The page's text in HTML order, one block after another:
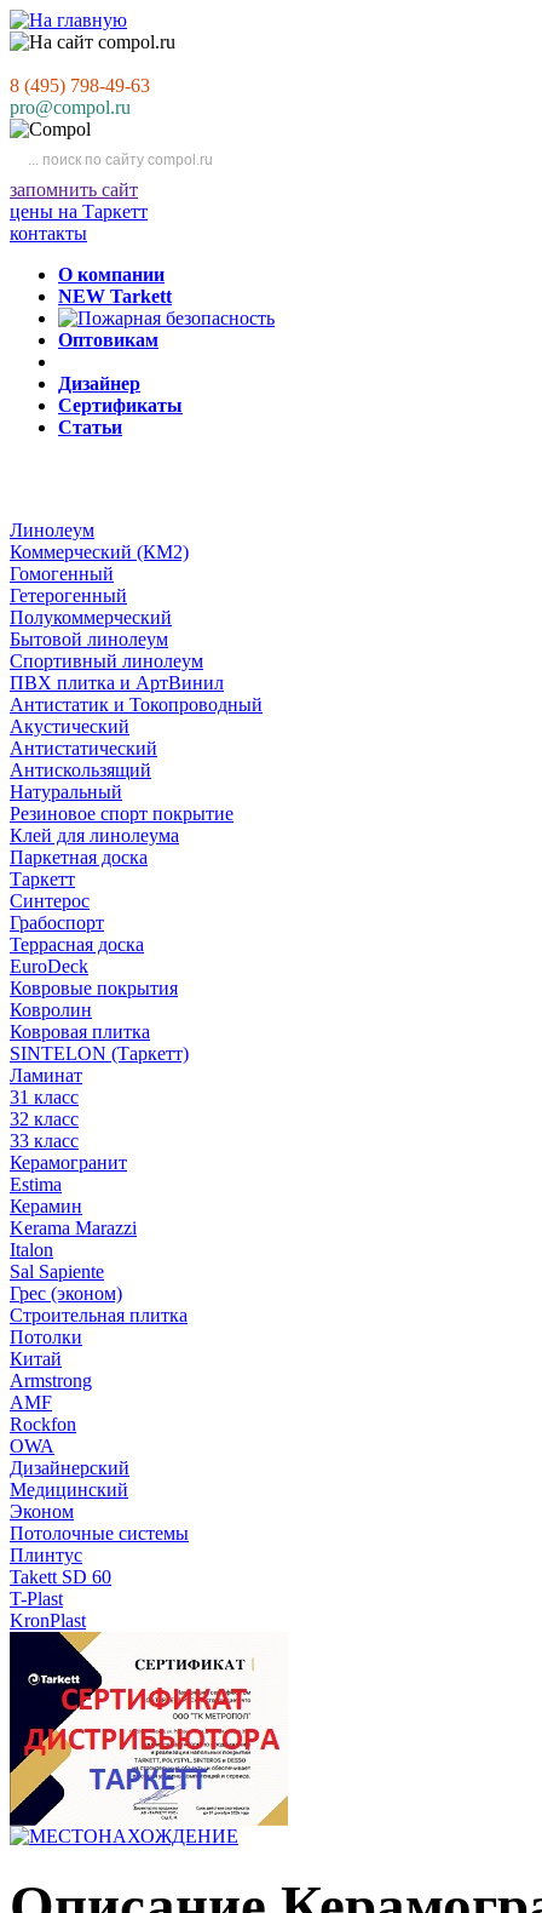
8 (495) 798-49-63
pro@compol.ru
запомнить сайт
цены на Таркетт
контакты
О компании
NEW Tarkett
Оптовикам
Дизайнер
Сертификаты
Статьи
Линолеум
Коммерческий (КМ2)
Гомогенный
Гетерогенный
Полукоммерческий
Бытовой линолеум
Спортивный линолеум
ПВХ плитка и АртВинил
Антистатик и Токопроводный
Акустический
Антистатический
Антискользящий
Натуральный
Резиновое спорт покрытие
Клей для линолеума
Паркетная доска
Таркетт
Синтерос
Грабоспорт
Террасная доска
EuroDeck
Ковровые покрытия
Ковролин
Ковровая плитка
SINTELON (Таркетт)
Ламинат
31 класс
32 класс
33 класс
Керамогранит
Estima
Керамин
Kerama Marazzi
Italon
Sal Sapiente
Грес (эконом)
Строительная плитка
Потолки
Китай
Armstrong
AMF
Rockfon
OWA
Дизайнерский
Медицинский
Эконом
Потолочные системы
Плинтус
Takett SD 60
T-Plast
KronPlast